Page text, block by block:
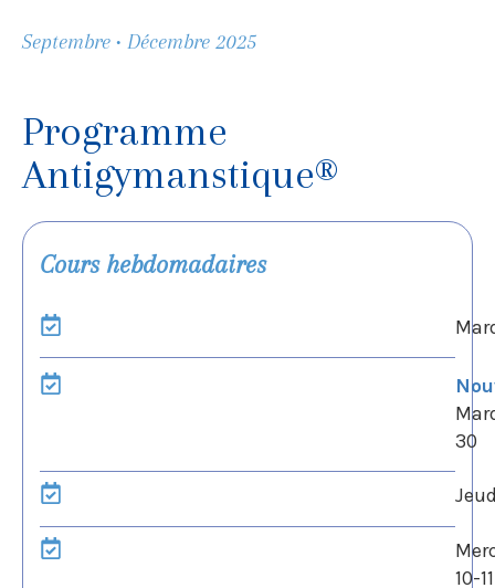
Septembre • Décembre 2025
Programme
Antigymanstique®
Cours hebdomadaires
30
10-